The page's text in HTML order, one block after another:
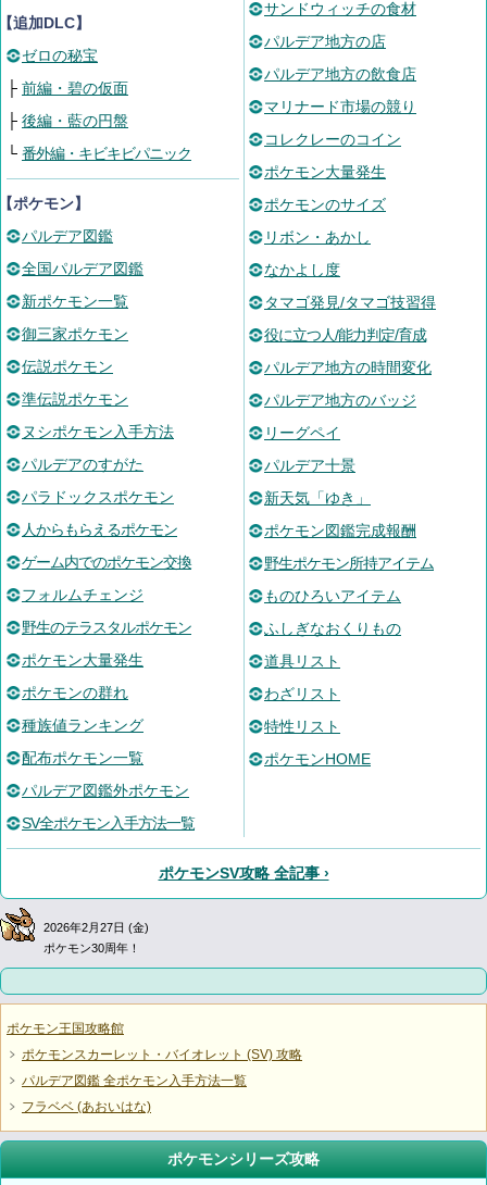
追加DLC】
ゼロの秘宝
├ 前編・碧の仮面
├ 後編・藍の円盤
└ 番外編・キビキビパニック
ポケモン】
パルデア図鑑
全国パルデア図鑑
新ポケモン一覧
御三家ポケモン
伝説ポケモン
準伝説ポケモン
ヌシポケモン入手方法
パルデアのすがた
パラドックスポケモン
人からもらえるポケモン
ゲーム内でのポケモン交換
フォルムチェンジ
野生のテラスタルポケモン
ポケモン大量発生
ポケモンの群れ
種族値ランキング
配布ポケモン一覧
パルデア図鑑外ポケモン
SV全ポケモン入手方法一覧
サンドウィッチの食材
パルデア地方の店
パルデア地方の飲食店
マリナード市場の競り
コレクレーのコイン
ポケモン大量発生
ポケモンのサイズ
リボン・あかし
なかよし度
タマゴ発見/タマゴ技習得
役に立つ人/能力判定/育成
パルデア地方の時間変化
パルデア地方のバッジ
リーグペイ
パルデア十景
新天気「ゆき」
ポケモン図鑑完成報酬
野生ポケモン所持アイテム
ものひろいアイテム
ふしぎなおくりもの
道具リスト
わざリスト
特性リスト
ポケモンHOME
ポケモンSV攻略 全記事 ›
2026年2月27日 (金)
ポケモン30周年！
ポケモン王国攻略館
ポケモンスカーレット・バイオレット (SV) 攻略
パルデア図鑑 全ポケモン入手方法一覧
フラベベ (あおいはな)
ポケモンシリーズ攻略